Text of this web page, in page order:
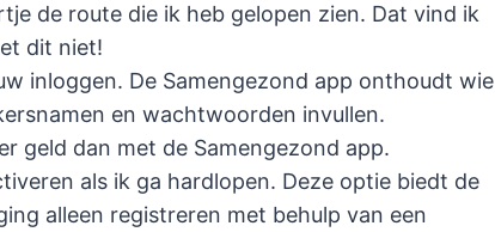
de route die ik heb gelopen zien. Dat vind ik
dit niet!
inloggen. De Samengezond app onthoudt wie
en wachtwoorden invullen.
geld dan met de Samengezond app.
als ik ga hardlopen. Deze optie biedt de
alleen registreren met behulp van een